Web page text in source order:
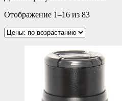
Отображение 1–16 из 83